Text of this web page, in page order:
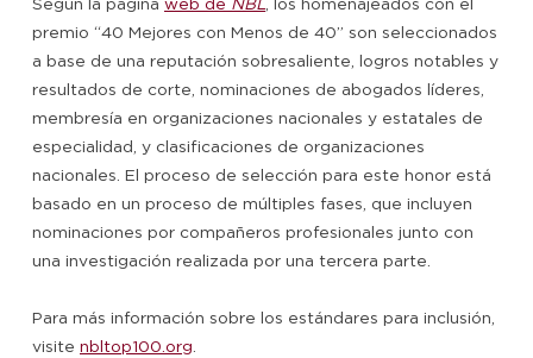
premio “40 Mejores con Menos de 40” son seleccionados
a base de una reputación sobresaliente, logros notables y
resultados de corte, nominaciones de abogados líderes,
membresía en organizaciones nacionales y estatales de
especialidad, y clasificaciones de organizaciones
nacionales. El proceso de selección para este honor está
basado en un proceso de múltiples fases, que incluyen
nominaciones por compañeros profesionales junto con
una investigación realizada por una tercera parte.
Para más información sobre los estándares para inclusión,
visite nbltop100.org